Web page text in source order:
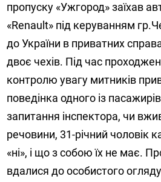
пропуску «Ужгород» заїхав
«Renault» під керуванням
до України в приватних
двоє чехів. Під час
контролю увагу митників
поведінка одного із
запитання інспектора, чи
речовини, 31-річний чоловік
«ні», і що з собою їх не має.
вдалися до особистого